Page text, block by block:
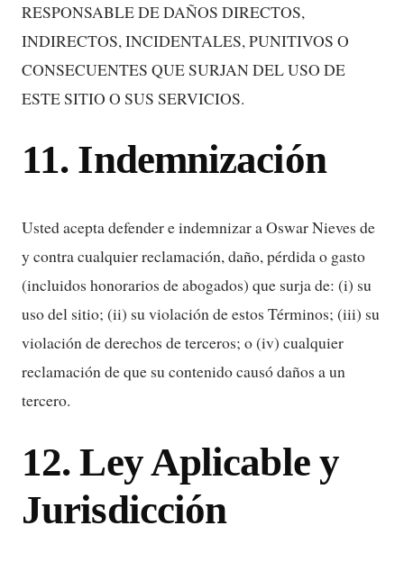
RESPONSABLE DE DAÑOS DIRECTOS,
INDIRECTOS, INCIDENTALES, PUNITIVOS O
CONSECUENTES QUE SURJAN DEL USO DE
ESTE SITIO O SUS SERVICIOS.
11. Indemnización
Usted acepta defender e indemnizar a Oswar Nieves de
y contra cualquier reclamación, daño, pérdida o gasto
(incluidos honorarios de abogados) que surja de: (i) su
uso del sitio; (ii) su violación de estos Términos; (iii) su
violación de derechos de terceros; o (iv) cualquier
reclamación de que su contenido causó daños a un
tercero.
12. Ley Aplicable y
Jurisdicción